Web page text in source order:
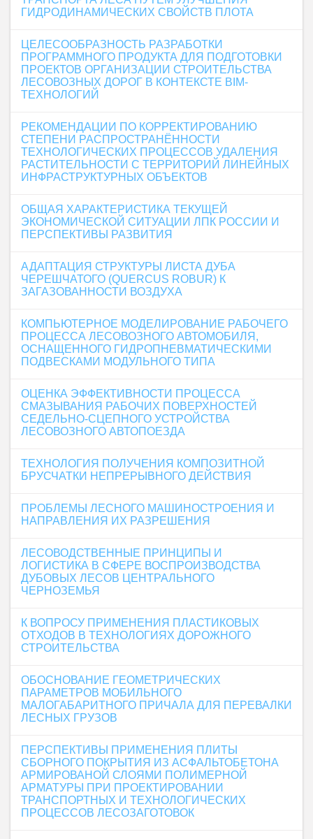
ГИДРОДИНАМИЧЕСКИХ СВОЙСТВ ПЛОТА
ЦЕЛЕСООБРАЗНОСТЬ РАЗРАБОТКИ
ПРОГРАММНОГО ПРОДУКТА ДЛЯ ПОДГОТОВКИ
ПРОЕКТОВ ОРГАНИЗАЦИИ СТРОИТЕЛЬСТВА
ЛЕСОВОЗНЫХ ДОРОГ В КОНТЕКСТЕ BIM-
ТЕХНОЛОГИЙ
РЕКОМЕНДАЦИИ ПО КОРРЕКТИРОВАНИЮ
СТЕПЕНИ РАСПРОСТРАНЁННОСТИ
ТЕХНОЛОГИЧЕСКИХ ПРОЦЕССОВ УДАЛЕНИЯ
РАСТИТЕЛЬНОСТИ С ТЕРРИТОРИЙ ЛИНЕЙНЫХ
ИНФРАСТРУКТУРНЫХ ОБЪЕКТОВ
ОБЩАЯ ХАРАКТЕРИСТИКА ТЕКУЩЕЙ
ЭКОНОМИЧЕСКОЙ СИТУАЦИИ ЛПК РОССИИ И
ПЕРСПЕКТИВЫ РАЗВИТИЯ
АДАПТАЦИЯ СТРУКТУРЫ ЛИСТА ДУБА
ЧЕРЕШЧАТОГО (QUERCUS ROBUR) К
ЗАГАЗОВАННОСТИ ВОЗДУХА
КОМПЬЮТЕРНОЕ МОДЕЛИРОВАНИЕ РАБОЧЕГО
ПРОЦЕССА ЛЕСОВОЗНОГО АВТОМОБИЛЯ,
ОСНАЩЕННОГО ГИДРОПНЕВМАТИЧЕСКИМИ
ПОДВЕСКАМИ МОДУЛЬНОГО ТИПА
ОЦЕНКА ЭФФЕКТИВНОСТИ ПРОЦЕССА
СМАЗЫВАНИЯ РАБОЧИХ ПОВЕРХНОСТЕЙ
СЕДЕЛЬНО-СЦЕПНОГО УСТРОЙСТВА
ЛЕСОВОЗНОГО АВТОПОЕЗДА
ТЕХНОЛОГИЯ ПОЛУЧЕНИЯ КОМПОЗИТНОЙ
БРУСЧАТКИ НЕПРЕРЫВНОГО ДЕЙСТВИЯ
ПРОБЛЕМЫ ЛЕСНОГО МАШИНОСТРОЕНИЯ И
НАПРАВЛЕНИЯ ИХ РАЗРЕШЕНИЯ
ЛЕСОВОДСТВЕННЫЕ ПРИНЦИПЫ И
ЛОГИСТИКА В СФЕРЕ ВОСПРОИЗВОДСТВА
ДУБОВЫХ ЛЕСОВ ЦЕНТРАЛЬНОГО
ЧЕРНОЗЕМЬЯ
К ВОПРОСУ ПРИМЕНЕНИЯ ПЛАСТИКОВЫХ
ОТХОДОВ В ТЕХНОЛОГИЯХ ДОРОЖНОГО
СТРОИТЕЛЬСТВА
ОБОСНОВАНИЕ ГЕОМЕТРИЧЕСКИХ
ПАРАМЕТРОВ МОБИЛЬНОГО
МАЛОГАБАРИТНОГО ПРИЧАЛА ДЛЯ ПЕРЕВАЛКИ
ЛЕСНЫХ ГРУЗОВ
ПЕРСПЕКТИВЫ ПРИМЕНЕНИЯ ПЛИТЫ
СБОРНОГО ПОКРЫТИЯ ИЗ АСФАЛЬТОБЕТОНА
АРМИРОВАНОЙ СЛОЯМИ ПОЛИМЕРНОЙ
АРМАТУРЫ ПРИ ПРОЕКТИРОВАНИИ
ТРАНСПОРТНЫХ И ТЕХНОЛОГИЧЕСКИХ
ПРОЦЕССОВ ЛЕСОЗАГОТОВОК